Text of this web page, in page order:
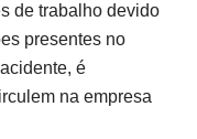
de trabalho devido
presentes no
é
na empresa